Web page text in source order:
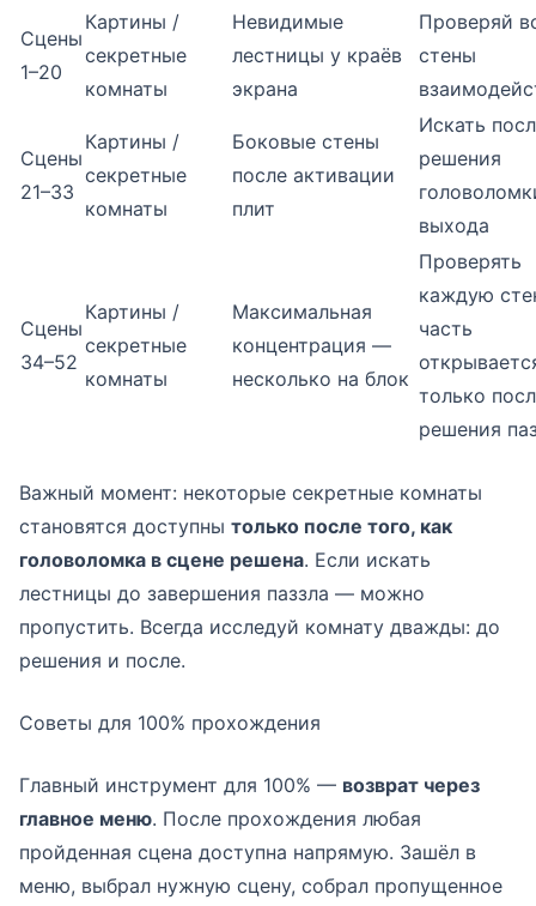
Сцены
1–20
Картины /
секретные
комнаты
Невидимые
лестницы у краёв
экрана
Проверяй
стены
Сцены
21–33
Картины /
секретные
комнаты
Боковые стены
после активации
плит
Искать
решения
выхода
Сцены
34–52
Картины /
секретные
комнаты
Максимальная
концентрация —
несколько на блок
Проверять
каждую
часть
только
решения
Важный момент: некоторые секретные комнаты
становятся доступны только после того, как
головоломка в сцене решена. Если искать
лестницы до завершения паззла — можно
пропустить. Всегда исследуй комнату дважды: до
решения и после.
Советы для 100% прохождения
Главный инструмент для 100% — возврат через
главное меню. После прохождения любая
пройденная сцена доступна напрямую. Зашёл в
меню, выбрал нужную сцену, собрал пропущенное